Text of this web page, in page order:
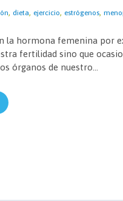
, dieta, ejercicio, estrógenos,
la hormona femenina por
fertilidad sino que
órganos de nuestro...